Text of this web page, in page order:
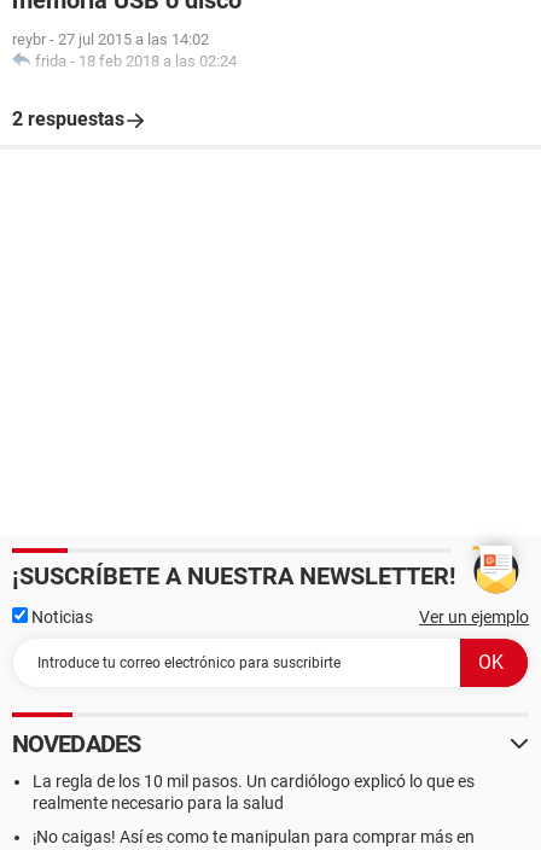
reybr - 27 jul 2015 a las 14:02
frida - 18 feb 2018 a las 02:24
2 respuestas
¡SUSCRÍBETE A NUESTRA NEWSLETTER!
Noticias Ver un ejemplo
NOVEDADES
La regla de los 10 mil pasos. Un cardiólogo explicó lo que es
realmente necesario para la salud
¡No caigas! Así es como te manipulan para comprar más en